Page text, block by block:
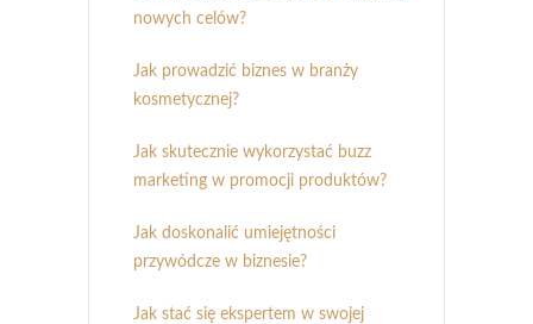
nowych celów?
Jak prowadzić biznes w branży
kosmetycznej?
Jak skutecznie wykorzystać buzz
marketing w promocji produktów?
Jak doskonalić umiejętności
przywódcze w biznesie?
Jak stać się ekspertem w swojej